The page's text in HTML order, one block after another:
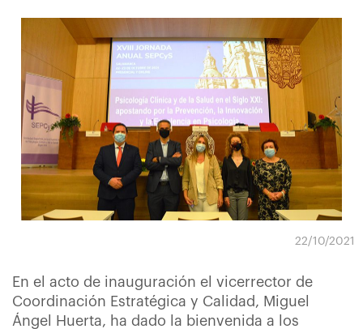
22/10/2021
En el acto de inauguración el vicerrector de
Coordinación Estratégica y Calidad, Miguel
Ángel Huerta, ha dado la bienvenida a los